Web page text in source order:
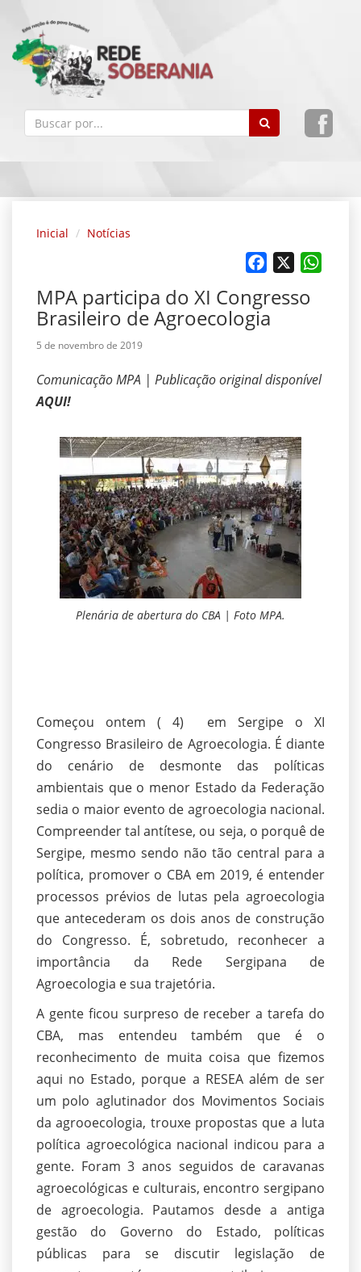
Inicial Notícias
Facebook
MPA participa do XI Congresso
Brasileiro de Agroecologia
5 de novembro de 2019
Comunicação MPA | Publicação original disponível
AQUI!
Plenária de abertura do CBA | Foto MPA.
Começou ontem ( 4) em Sergipe o XI
Congresso Brasileiro de Agroecologia. É diante
do cenário de desmonte das políticas
ambientais que o menor Estado da Federação
sedia o maior evento de agroecologia nacional.
Compreender tal antítese, ou seja, o porquê de
Sergipe, mesmo sendo não tão central para a
política, promover o CBA em 2019, é entender
processos prévios de lutas pela agroecologia
que antecederam os dois anos de construção
do Congresso. É, sobretudo, reconhecer a
importância da Rede Sergipana de
Agroecologia e sua trajetória.
A gente ficou surpreso de receber a tarefa do
CBA, mas entendeu também que é o
reconhecimento de muita coisa que fizemos
aqui no Estado, porque a RESEA além de ser
um polo aglutinador dos Movimentos Sociais
da agrooecologia, trouxe propostas que a luta
política agroecológica nacional indicou para a
gente. Foram 3 anos seguidos de caravanas
agroecológicas e culturais, encontro sergipano
de agroecologia. Pautamos desde a antiga
gestão do Governo do Estado, políticas
públicas para se discutir legislação de